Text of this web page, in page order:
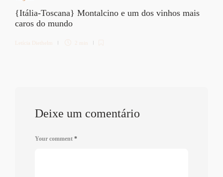
{Itália-Toscana} Montalcino e um dos vinhos mais
caros do mundo
Letícia Diethelm 2 min
Deixe um comentário
Your comment *